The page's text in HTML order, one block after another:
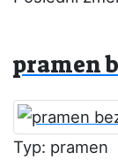
pramen
Typ: pramen